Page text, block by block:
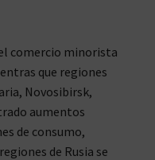
comercio minorista
que regiones
Novosibirsk,
aumentos
de consumo,
de Rusia se